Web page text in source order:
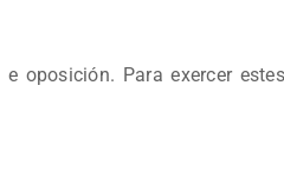
oposición. Para exercer